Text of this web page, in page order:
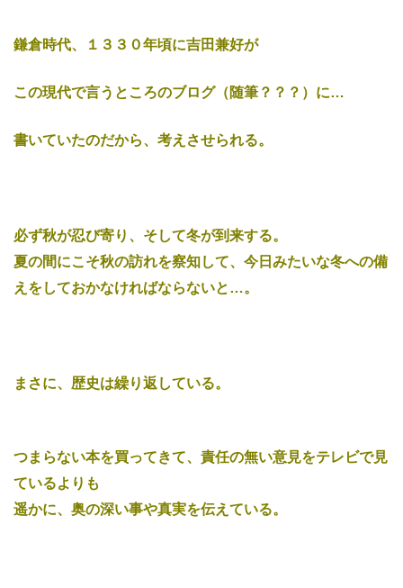
鎌倉時代、１３３０年頃に吉田兼好が
この現代で言うところのブログ（随筆？？？）に…
書いていたのだから、考えさせられる。
必ず秋が忍び寄り、そして冬が到来する。
夏の間にこそ秋の訪れを察知して、今日みたいな冬への備
えをしておかなければならないと…。
まさに、歴史は繰り返している。
つまらない本を買ってきて、責任の無い意見をテレビで見
ているよりも
遥かに、奥の深い事や真実を伝えている。